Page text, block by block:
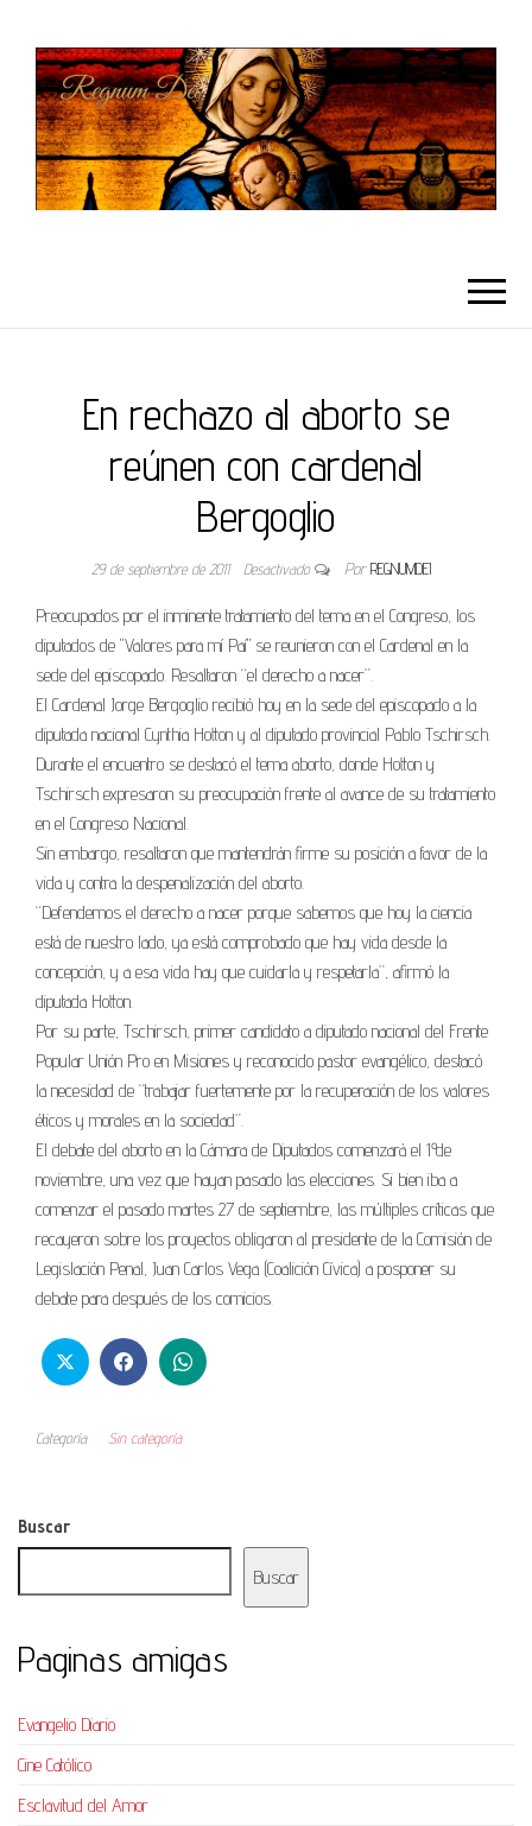
En rechazo al aborto se
reúnen con cardenal
Bergoglio
29 de septiembre de 2011 Desactivado Por REGNUMDEI
Preocupados por el inminente tratamiento del tema en el Congreso, los
diputados de "Valores para mí Paí" se reunieron con el Cardenal en la
sede del episcopado. Resaltaron “el derecho a nacer”.
El Cardenal Jorge Bergoglio recibió hoy en la sede del episcopado a la
diputada nacional Cynthia Hotton y al diputado provincial Pablo Tschirsch.
Durante el encuentro se destacó el tema aborto, donde Hotton y
Tschirsch expresaron su preocupación frente al avance de su tratamiento
en el Congreso Nacional.
Sin embargo, resaltaron que mantendrán firme su posición a favor de la
vida y contra la despenalización del aborto.
“Defendemos el derecho a nacer porque sabemos que hoy la ciencia
está de nuestro lado, ya está comprobado que hay vida desde la
concepción, y a esa vida hay que cuidarla y respetarla”, afirmó la
diputada Hotton.
Por su parte, Tschirsch, primer candidato a diputado nacional del Frente
Popular Unión Pro en Misiones y reconocido pastor evangélico, destacó
la necesidad de “trabajar fuertemente por la recuperación de los valores
éticos y morales en la sociedad”.
El debate del aborto en la Cámara de Diputados comenzará el 1º de
noviembre, una vez que hayan pasado las elecciones. Si bien iba a
comenzar el pasado martes 27 de septiembre, las múltiples críticas que
recayeron sobre los proyectos obligaron al presidente de la Comisión de
Legislación Penal, Juan Carlos Vega (Coalición Cívica) a posponer su
debate para después de los comicios.
Categoría Sin categoría
Buscar
Buscar
Paginas amigas
Evangelio Diario
Cine Católico
Esclavitud del Amor